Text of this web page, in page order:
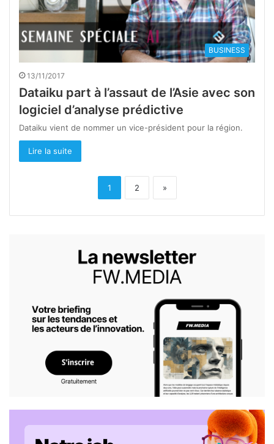
BUSINESS
13/11/2017
Dataiku part à l’assaut de l’Asie avec son
logiciel d’analyse prédictive
Dataiku vient de nommer un vice-président pour la région.
Lire la suite
1 2 »